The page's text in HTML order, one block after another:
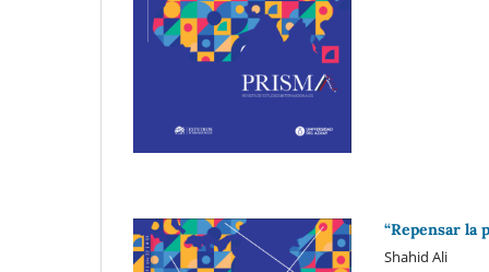
“Repensar la
Shahid Ali